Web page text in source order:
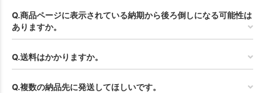
Q.商品ページに表示されている納期から後ろ倒しになる可能性は
ありますか。
Q.送料はかかりますか。
Q.複数の納品先に発送してほしいです。